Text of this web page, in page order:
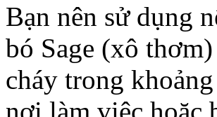
Bạn nên sử dụng
bó Sage (xô
cháy trong
nơi làm việc hoặc